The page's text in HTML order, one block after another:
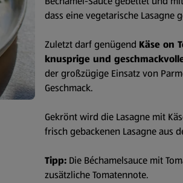
dass eine vegetarische Lasagne
Zuletzt darf genügend Käse on
knusprige und
der großzügige Einsatz von
Geschmack.
Gekrönt wird die Lasagne mit
frisch gebackenen Lasagne aus
Tipp: Die Béchamelsauce mit
zusätzliche Tomatennote.